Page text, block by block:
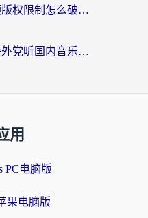
海外党必看：腾讯视频版权限制怎么破？3步让你轻松追剧
国外可以用豆瓣吗？海外党听国内音乐听书的实用指南
用
PC电脑版
果电脑版